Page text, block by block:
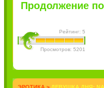
Продолжение
Рейтинг: 5
Просмотров: 5201